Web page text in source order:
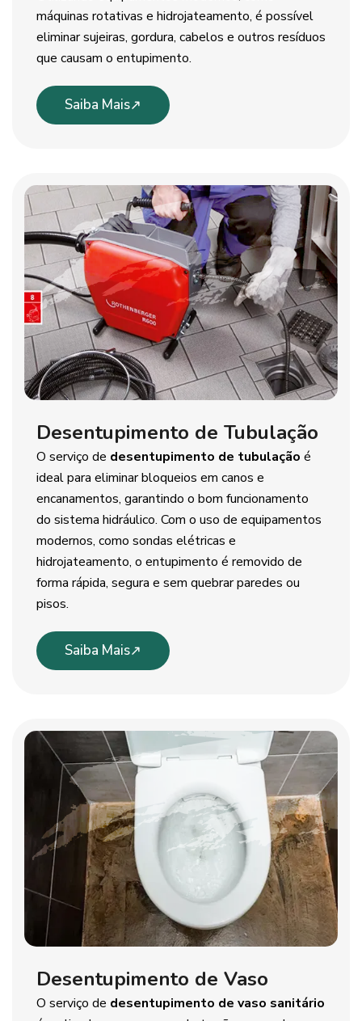
máquinas rotativas e hidrojateamento, é possível
eliminar sujeiras, gordura, cabelos e outros resíduos
que causam o entupimento.
Saiba Mais
Desentupimento de Tubulação
O serviço de desentupimento de tubulação é
ideal para eliminar bloqueios em canos e
encanamentos, garantindo o bom funcionamento
do sistema hidráulico. Com o uso de equipamentos
modernos, como sondas elétricas e
hidrojateamento, o entupimento é removido de
forma rápida, segura e sem quebrar paredes ou
pisos.
Saiba Mais
Desentupimento de Vaso
O serviço de desentupimento de vaso sanitário